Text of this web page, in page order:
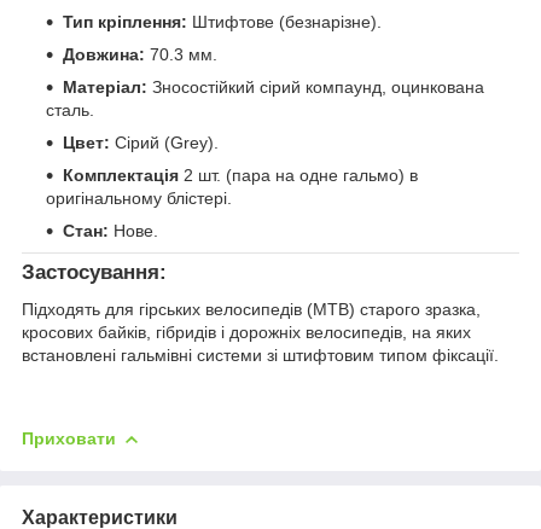
Тип кріплення: Штифтове (безнарізне).
Довжина: 70.3 мм.
Матеріал: Зносостійкий сірий компаунд, оцинкована
сталь.
Цвет: Сірий (Grey).
Комплектація 2 шт. (пара на одне гальмо) в
оригінальному блістері.
Стан: Нове.
Застосування:
Підходять для гірських велосипедів (MTB) старого зразка,
кросових байків, гібридів і дорожніх велосипедів, на яких
встановлені гальмівні системи зі штифтовим типом фіксації.
Приховати
Характеристики